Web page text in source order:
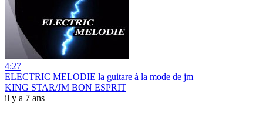
4:27
ELECTRIC MELODIE la guitare à la mode de jm
KING STAR/JM BON ESPRIT
il y a 7 ans